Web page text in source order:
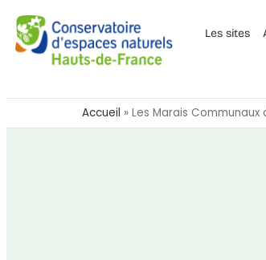
Les sites
Accueil » Les Marais Communaux